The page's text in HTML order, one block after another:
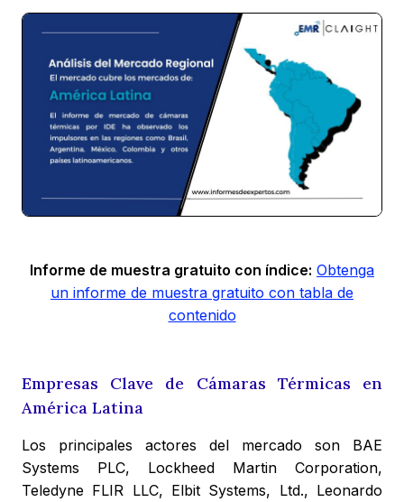
Informe de muestra gratuito con índice: Obtenga
un informe de muestra gratuito con tabla de
contenido
Empresas Clave de Cámaras Térmicas en
América Latina
Los principales actores del mercado son BAE
Systems PLC, Lockheed Martin Corporation,
Teledyne FLIR LLC, Elbit Systems, Ltd., Leonardo